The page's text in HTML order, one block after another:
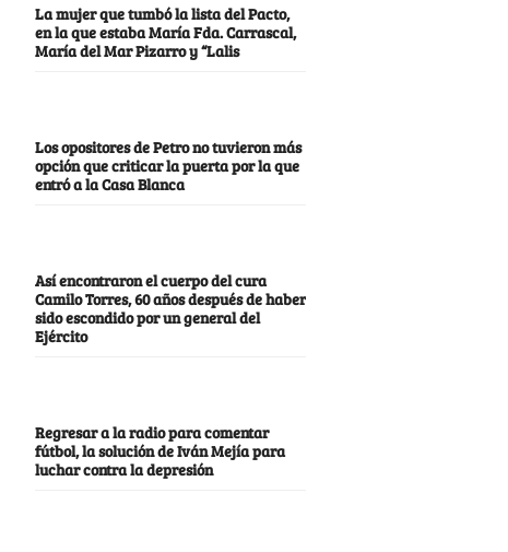
La mujer que tumbó la lista del Pacto,
en la que estaba María Fda. Carrascal,
María del Mar Pizarro y “Lalis
Los opositores de Petro no tuvieron más
opción que criticar la puerta por la que
entró a la Casa Blanca
Así encontraron el cuerpo del cura
Camilo Torres, 60 años después de haber
sido escondido por un general del
Ejército
Regresar a la radio para comentar
fútbol, la solución de Iván Mejía para
luchar contra la depresión